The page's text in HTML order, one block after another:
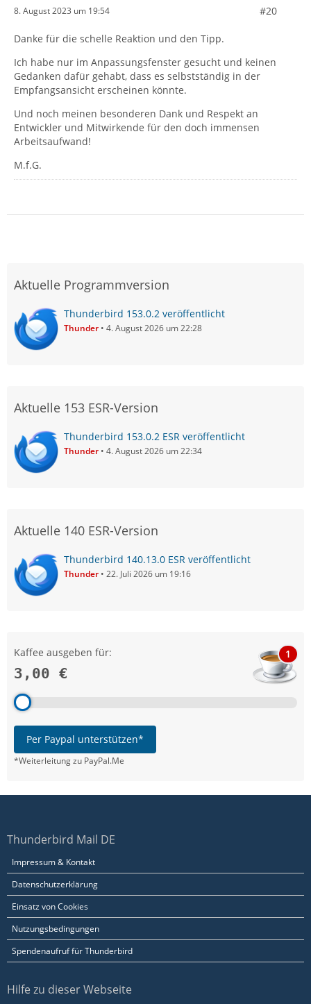
8. August 2023 um 19:54 #20
Danke für die schelle Reaktion und den Tipp.
Ich habe nur im Anpassungsfenster gesucht und keinen
Gedanken dafür gehabt, dass es selbstständig in der
Empfangsansicht erscheinen könnte.
Und noch meinen besonderen Dank und Respekt an
Entwickler und Mitwirkende für den doch immensen
Arbeitsaufwand!
M.f.G.
Aktuelle Programmversion
Thunderbird 153.0.2 veröffentlicht
Thunder 4. August 2026 um 22:28
Aktuelle 153 ESR-Version
Thunderbird 153.0.2 ESR veröffentlicht
Thunder 4. August 2026 um 22:34
Aktuelle 140 ESR-Version
Thunderbird 140.13.0 ESR veröffentlicht
Thunder 22. Juli 2026 um 19:16
Kaffee ausgeben für:
3,00 €
1
Per Paypal unterstützen*
*Weiterleitung zu PayPal.Me
Thunderbird Mail DE
Impressum & Kontakt
Datenschutzerklärung
Einsatz von Cookies
Nutzungsbedingungen
Spendenaufruf für Thunderbird
Hilfe zu dieser Webseite